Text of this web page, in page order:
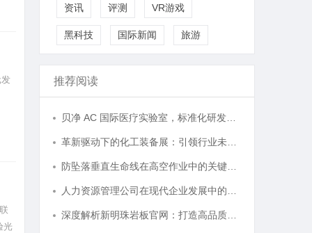
光
资讯 评测 VR游戏
黑科技 国际新闻 旅游
推荐阅读